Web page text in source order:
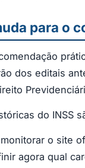
para o
dos editais
do INSS
o site
agora qual